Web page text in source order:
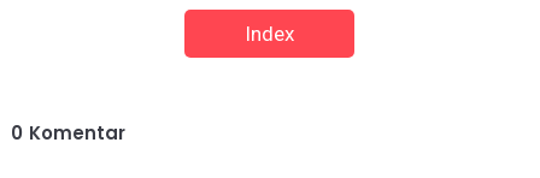
Index
0 Komentar